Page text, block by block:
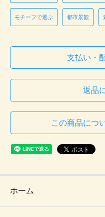
モチーフで選ぶ 都市景観
支払い・
返品
この商品につ
ホーム